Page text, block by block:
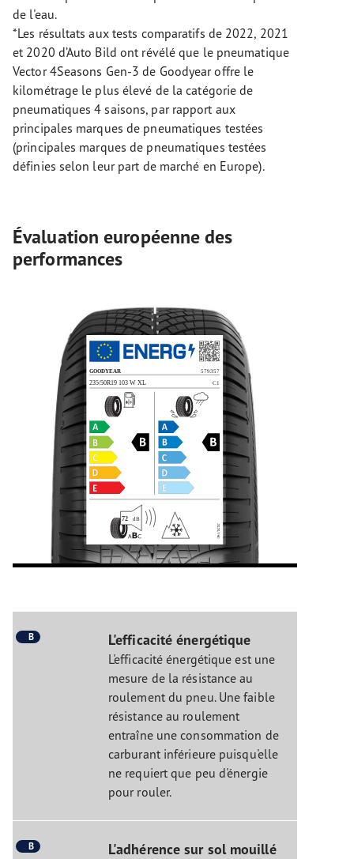
de l'eau.
*Les résultats aux tests comparatifs de 2022, 2021
et 2020 d’Auto Bild ont révélé que le pneumatique
Vector 4Seasons Gen-3 de Goodyear offre le
kilométrage le plus élevé de la catégorie de
pneumatiques 4 saisons, par rapport aux
principales marques de pneumatiques testées
(principales marques de pneumatiques testées
définies selon leur part de marché en Europe).
Évaluation européenne des
performances
B L'efficacité énergétique
L'efficacité énergétique est une
mesure de la résistance au
roulement du pneu. Une faible
résistance au roulement
entraîne une consommation de
carburant inférieure puisqu'elle
ne requiert que peu d'énergie
pour rouler.
B L'adhérence sur sol mouillé